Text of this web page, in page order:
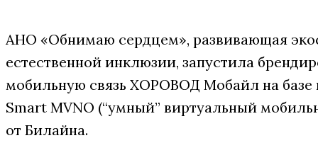
АНО «Обнимаю сердцем», развивающая
естественной инклюзии, запустила
мобильную связь ХОРОВОД Мобайл на
Smart MVNO (“умный” виртуальный
от Билайна.